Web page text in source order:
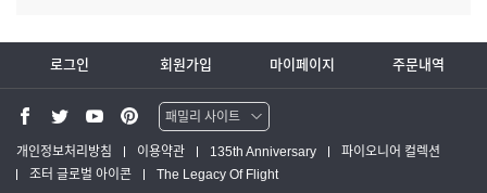
로그인 회원가입 마이페이지 주문내역
패밀리 사이트
워터맨 쇼핑몰
파카 글로벌
개인정보처리방침 이용약관 135th Anniversary
파이오니어 컬렉션
조터 글로벌 아이콘
The Legacy Of Flight